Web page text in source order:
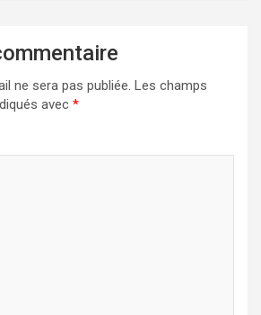
ne sera pas publiée. Les champs
avec *